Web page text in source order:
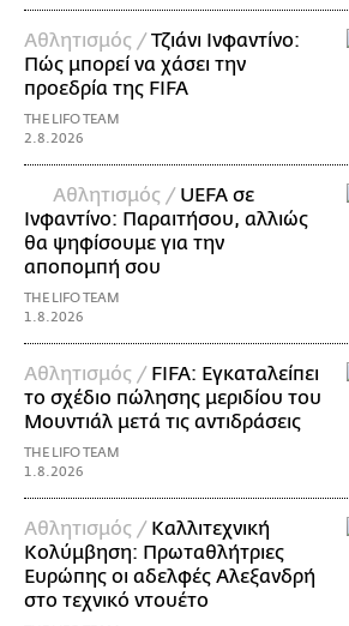
Αθλητισμός /Τζιάνι Ινφαντίνο:
Πώς μπορεί να χάσει την
προεδρία της FIFA
THE LIFO TEAM
2.8.2026
Αθλητισμός / UEFA σε
Ινφαντίνο: Παραιτήσου, αλλιώς
θα ψηφίσουμε για την
αποπομπή σου
THE LIFO TEAM
1.8.2026
Αθλητισμός / FIFA: Εγκαταλείπει
το σχέδιο πώλησης μεριδίου του
Μουντιάλ μετά τις αντιδράσεις
THE LIFO TEAM
1.8.2026
Αθλητισμός / Καλλιτεχνική
Κολύμβηση: Πρωταθλήτριες
Ευρώπης οι αδελφές Αλεξανδρή
στο τεχνικό ντουέτο